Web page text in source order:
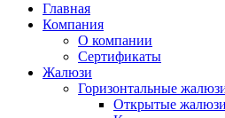
Главная
Компания
О компании
Сертификаты
Жалюзи
Горизонтальные
Открытые жалюзи